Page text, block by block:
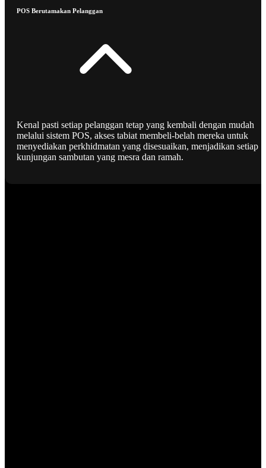
POS Berutamakan Pelanggan
Kenal pasti setiap pelanggan tetap yang kembali dengan mudah
melalui sistem POS, akses tabiat membeli-belah mereka untuk
menyediakan perkhidmatan yang disesuaikan, menjadikan setiap
kunjungan sambutan yang mesra dan ramah.